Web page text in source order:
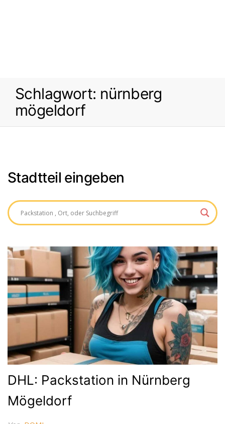
Schlagwort: nürnberg
mögeldorf
Stadtteil eingeben
DHL: Packstation in Nürnberg
Mögeldorf